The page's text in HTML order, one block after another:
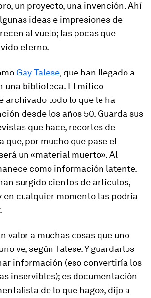
un proyecto, una invención. Ahí
ideas e impresiones de
al vuelo; las pocas que
eterno.
Gay Talese, que han llegado a
una biblioteca. El mítico
archivado todo lo que le ha
desde los años 50. Guarda sus
que hace, recortes de
que, por mucho que pase el
un «material muerto». Al
como información latente.
surgido cientos de artículos,
en cualquier momento las podría
valor a muchas cosas que uno
ve, según Talese. Y guardarlos
información (eso convertiría los
inservibles); es documentación
de lo que hago», dijo a